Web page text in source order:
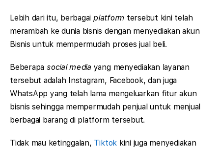
Lebih dari itu, berbagai platform tersebut kini telah
merambah ke dunia bisnis dengan menyediakan akun
Bisnis untuk mempermudah proses jual beli.
Beberapa social media yang menyediakan layanan
tersebut adalah Instagram, Facebook, dan juga
WhatsApp yang telah lama mengeluarkan fitur akun
bisnis sehingga mempermudah penjual untuk menjual
berbagai barang di platform tersebut.
Tidak mau ketinggalan, Tiktok kini juga menyediakan